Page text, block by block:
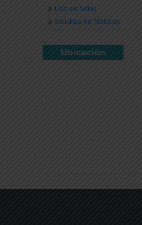
Uso de Salas
Solicitud de Noticias
Ubicación